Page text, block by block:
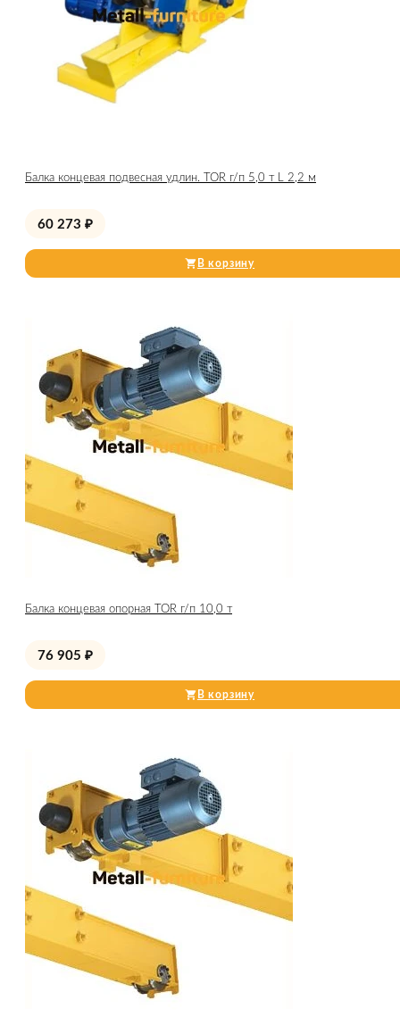
Балка концевая подвесная удлин. TOR г/п 5,0 т L 2,2 м
60 273 ₽
В корзину
Балка концевая опорная TOR г/п 10,0 т
76 905 ₽
В корзину